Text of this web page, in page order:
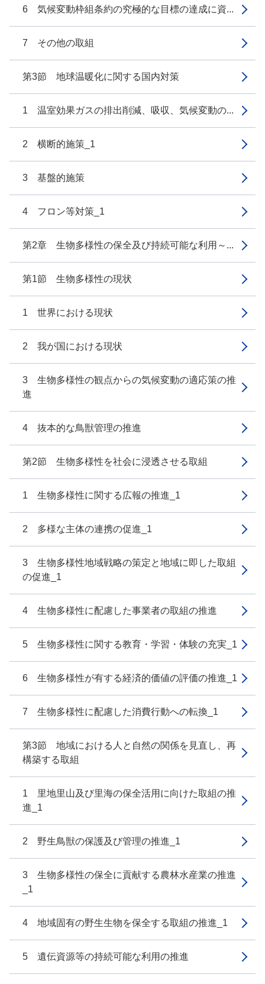
6 気候変動枠組条約の究極的な目標の達成に資...
7 その他の取組
第3節 地球温暖化に関する国内対策
1 温室効果ガスの排出削減、吸収、気候変動の...
2 横断的施策_1
3 基盤的施策
4 フロン等対策_1
第2章 生物多様性の保全及び持続可能な利用～...
第1節 生物多様性の現状
1 世界における現状
2 我が国における現状
3 生物多様性の観点からの気候変動の適応策の推
進
4 抜本的な鳥獣管理の推進
第2節 生物多様性を社会に浸透させる取組
1 生物多様性に関する広報の推進_1
2 多様な主体の連携の促進_1
3 生物多様性地域戦略の策定と地域に即した取組
の促進_1
4 生物多様性に配慮した事業者の取組の推進
5 生物多様性に関する教育・学習・体験の充実_1
6 生物多様性が有する経済的価値の評価の推進_1
7 生物多様性に配慮した消費行動への転換_1
第3節 地域における人と自然の関係を見直し、再
構築する取組
1 里地里山及び里海の保全活用に向けた取組の推
進_1
2 野生鳥獣の保護及び管理の推進_1
3 生物多様性の保全に貢献する農林水産業の推進
_1
4 地域固有の野生生物を保全する取組の推進_1
5 遺伝資源等の持続可能な利用の推進